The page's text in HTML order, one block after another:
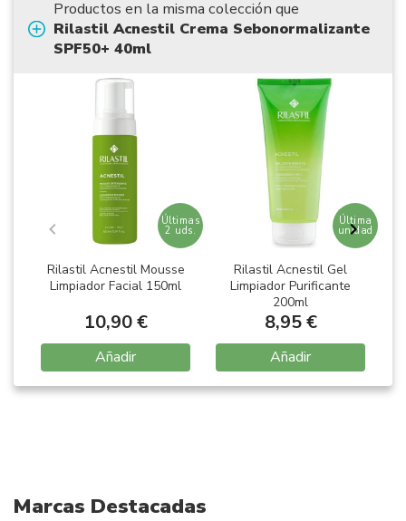
Productos en la misma colección que
Rilastil Acnestil Crema Sebonormalizante
SPF50+ 40ml
Últimas
2 uds.
Rilastil Acnestil Mousse
Limpiador Facial 150ml
10,90 €
Añadir
Última
unidad
Rilastil Acnestil Gel
Limpiador Purificante
200ml
8,95 €
Añadir
Item
Marcas Destacadas